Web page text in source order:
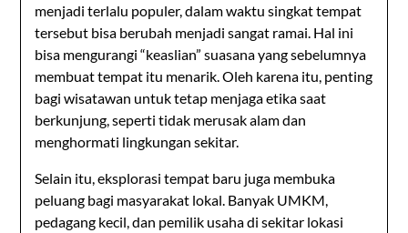
menjadi terlalu populer, dalam waktu singkat tempat
tersebut bisa berubah menjadi sangat ramai. Hal ini
bisa mengurangi “keaslian” suasana yang sebelumnya
membuat tempat itu menarik. Oleh karena itu, penting
bagi wisatawan untuk tetap menjaga etika saat
berkunjung, seperti tidak merusak alam dan
menghormati lingkungan sekitar.
Selain itu, eksplorasi tempat baru juga membuka
peluang bagi masyarakat lokal. Banyak UMKM,
pedagang kecil, dan pemilik usaha di sekitar lokasi